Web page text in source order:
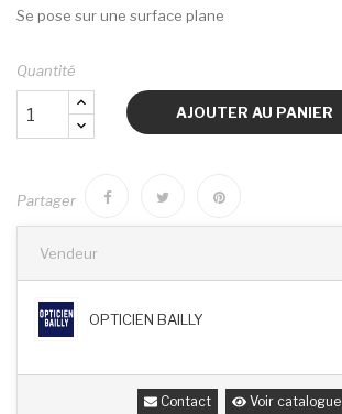
Se pose sur une surface plane
Quantité
AJOUTER AU PANIER
Partager
Vendeur
OPTICIEN BAILLY
Contact Voir catalogue